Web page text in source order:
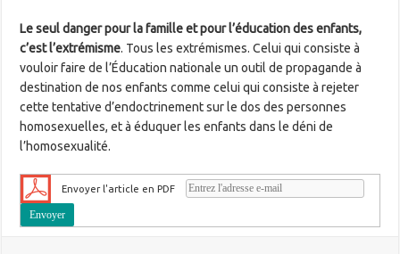
Le seul danger pour la famille et pour l’éducation des enfants,
c’est l’extrémisme. Tous les extrémismes. Celui qui consiste à
vouloir faire de l’Éducation nationale un outil de propagande à
destination de nos enfants comme celui qui consiste à rejeter
cette tentative d’endoctrinement sur le dos des personnes
homosexuelles, et à éduquer les enfants dans le déni de
l’homosexualité.
Envoyer l'article en PDF